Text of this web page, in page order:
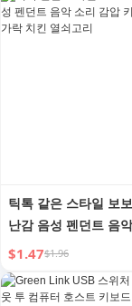
틱톡 같은 스타일 보
난감 음성 펜던트 음
압 키보드 버튼 젓가락
쇠고리
$1.47$1.96